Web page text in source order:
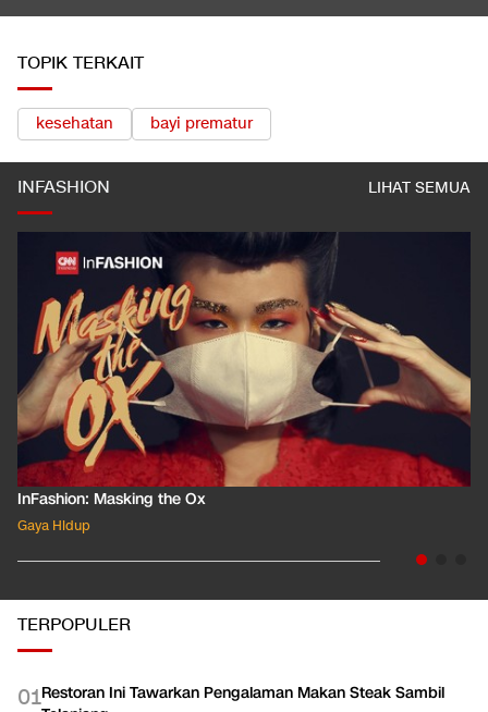
Tokoh Pro Palestina Menang Pemilu Pendahuluan AS, Pelobi
TOPIK TERKAIT
INFASHION
Masking the Ox